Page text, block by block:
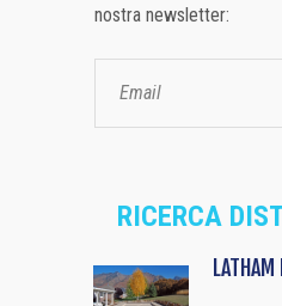
nostra newsletter:
RICERCA